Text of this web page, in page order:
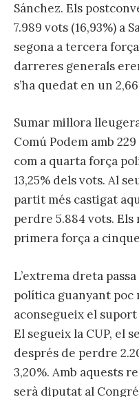
Sánchez. Els
7.989 vots (16,93%) a
segona a tercera
darreres generals
s’ha quedat en un
Sumar millora
Comú Podem amb
com a quarta força
13,25% dels vots. Al
partit més castigat
perdre 5.884 vots.
primera força a
L’extrema dreta
política guanyant poc
aconsegueix el suport
El segueix la CUP, el
després de perdre
3,20%. Amb aquests
serà diputat al